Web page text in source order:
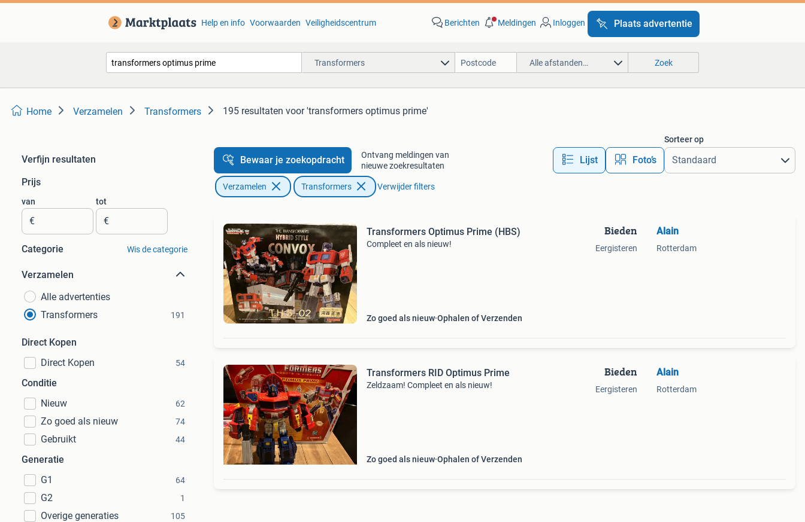
Help en info Voorwaarden Veiligheidscentrum Berichten Meldingen Inloggen Plaats advertentie
Transformers Alle afstanden… Zoek
Home Verzamelen Transformers 195 resultaten voor 'transformers optimus prime'
Verfijn resultaten
Prijs
van
€
tot
€
Categorie Wis de categorie
Verzamelen
Alle advertenties
Transformers
191
Direct Kopen
Direct Kopen
54
Conditie
Nieuw
62
Zo goed als nieuw 74
Gebruikt 44
Generatie
G1
64
G2 1
Overige generaties 105
Bewaar je zoekopdracht
Ontvang meldingen van
nieuwe zoekresultaten
Lijst Foto’s
Sorteer op
Verzamelen Transformers Verwijder filters
Transformers Optimus Prime (HBS)
Compleet en als nieuw!
Zo goed als nieuw Ophalen of Verzenden
Bieden
Eergisteren
Alain
Rotterdam
Transformers RID Optimus Prime
Zeldzaam! Compleet en als nieuw!
Zo goed als nieuw Ophalen of Verzenden
Bieden
Eergisteren
Alain
Rotterdam